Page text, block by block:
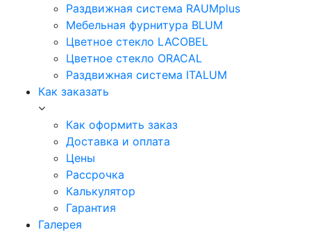
Раздвижная система RAUMplus
Мебельная фурнитура BLUM
Цветное стекло LACOBEL
Цветное стекло ORACAL
Раздвижная система ITALUM
Как заказать
Как оформить заказ
Доставка и оплата
Цены
Рассрочка
Калькулятор
Гарантия
Галерея